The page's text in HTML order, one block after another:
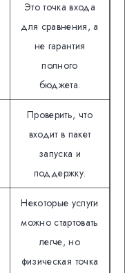
Это точка входа
для сравнения, а
не гарантия
полного
бюджета.
Проверить, что
входит в пакет
запуска и
поддержку.
Некоторые услуги
можно стартовать
легче, но
физическая точка